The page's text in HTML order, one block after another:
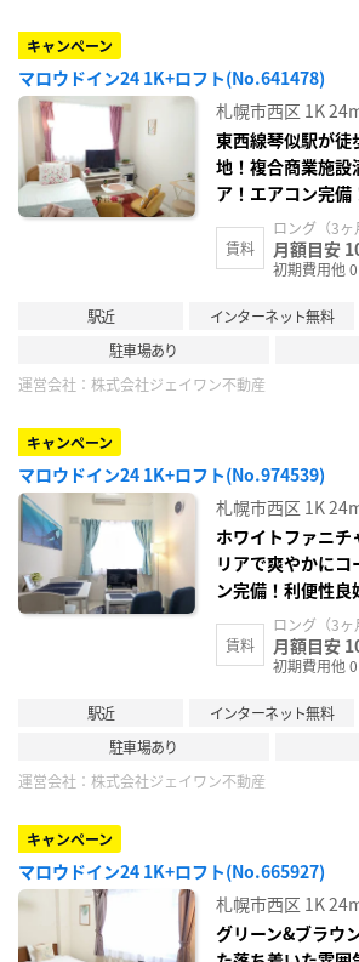
キャンペーン
マロウドイン24 1K+ロフト(No.641478)
札幌市西区 1K
東西線琴似駅が徒
地！複合商業施設
ア！エアコン完備
賃料
ロング（3ヶ
月額目安
初期費用他
駅近 インターネット無料
駐車場あり
運営会社： 株式会社ジェイワン不動産
キャンペーン
マロウドイン24 1K+ロフト(No.974539)
札幌市西区 1K
ホワイトファニチ
リアで爽やかにコ
ン完備！利便性良
賃料
ロング（3ヶ
月額目安
初期費用他
駅近 インターネット無料
駐車場あり
運営会社： 株式会社ジェイワン不動産
キャンペーン
マロウドイン24 1K+ロフト(No.665927)
札幌市西区 1K
グリーン&ブラウ